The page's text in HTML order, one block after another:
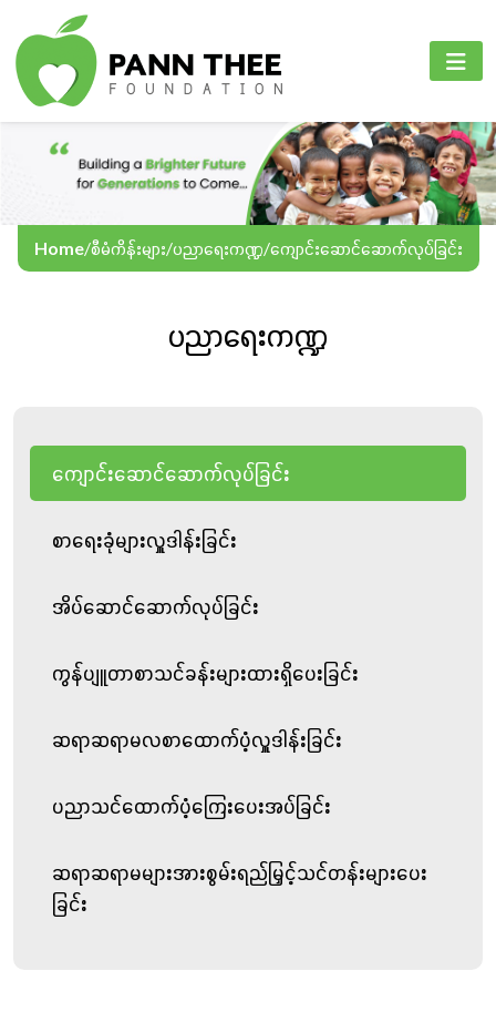
Home/စီမံကိန်းများ/ပညာရေးကဏ္ဍ/ကျောင်းဆောင်ဆောက်လုပ်ခြင်း
ပညာရေးကဏ္ဍ
ကျောင်းဆောင်ဆောက်လုပ်ခြင်း
စာရေးခုံများလှူဒါန်းခြင်း
အိပ်ဆောင်ဆောက်လုပ်ခြင်း
ကွန်ပျူတာစာသင်ခန်းများထားရှိပေးခြင်း
ဆရာဆရာမလစာထောက်ပံ့လှူဒါန်းခြင်း
ပညာသင်ထောက်ပံ့ကြေးပေးအပ်ခြင်း
ဆရာဆရာမများအားစွမ်းရည်မြှင့်သင်တန်းများပေး
ခြင်း
PANN THEE FOUNDATION
ပင်မစာမျက်နှာ
ကျွန်ုပ်တို့အကြောင်း
စီမံကိန်းများ
စီမံကိန်းများ
ပညာရေးကဏ္ဍ
ကျန်းမာရေးစောင့်ရှောက်မှုကဏ္ဍ
အွန်လိုင်းသင်ကြားရေး
PANN THEE FOUNDATION
English
Myanmar